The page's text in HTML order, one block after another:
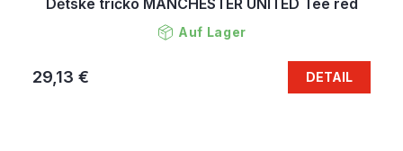
Auf Lager
29,13 € DETAIL